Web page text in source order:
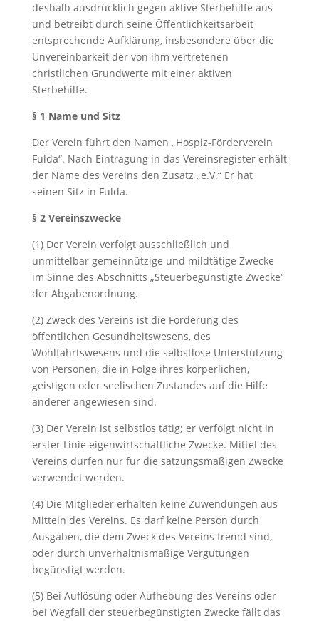
deshalb ausdrücklich gegen aktive Sterbehilfe aus
und betreibt durch seine Öffentlichkeitsarbeit
entsprechende Aufklärung, insbesondere über die
Unvereinbarkeit der von ihm vertretenen
christlichen Grundwerte mit einer aktiven
Sterbehilfe.
§ 1 Name und Sitz
Der Verein führt den Namen „Hospiz-Förderverein
Fulda“. Nach Eintragung in das Vereinsregister erhält
der Name des Vereins den Zusatz „e.V.“ Er hat
seinen Sitz in Fulda.
§ 2 Vereinszwecke
(1) Der Verein verfolgt ausschließlich und
unmittelbar gemeinnützige und mildtätige Zwecke
im Sinne des Abschnitts „Steuerbegünstigte Zwecke“
der Abgabenordnung.
(2) Zweck des Vereins ist die Förderung des
öffentlichen Gesundheitswesens, des
Wohlfahrtswesens und die selbstlose Unterstützung
von Personen, die in Folge ihres körperlichen,
geistigen oder seelischen Zustandes auf die Hilfe
anderer angewiesen sind.
(3) Der Verein ist selbstlos tätig; er verfolgt nicht in
erster Linie eigenwirtschaftliche Zwecke. Mittel des
Vereins dürfen nur für die satzungsmäßigen Zwecke
verwendet werden.
(4) Die Mitglieder erhalten keine Zuwendungen aus
Mitteln des Vereins. Es darf keine Person durch
Ausgaben, die dem Zweck des Vereins fremd sind,
oder durch unverhältnismäßige Vergütungen
begünstigt werden.
(5) Bei Auflösung oder Aufhebung des Vereins oder
bei Wegfall der steuerbegünstigten Zwecke fällt das